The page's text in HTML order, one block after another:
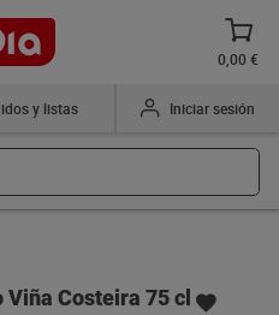
0,00 €
y listas Iniciar sesión
Costeira 75 cl